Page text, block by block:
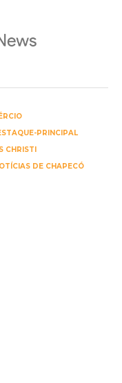
PRINCIPAL
CHRISTI
DE CHAPECÓ